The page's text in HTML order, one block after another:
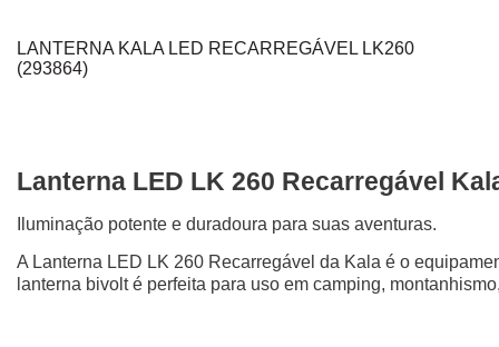
LANTERNA KALA LED RECARREGÁVEL LK260
(293864)
Lanterna LED LK 260 Recarregável
Iluminação potente e duradoura para suas aventuras.
A Lanterna LED LK 260 Recarregável da Kala é o
lanterna bivolt é perfeita para uso em camping,